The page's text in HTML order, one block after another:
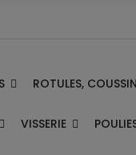
ROTULES,
VISSERIE